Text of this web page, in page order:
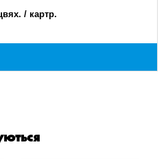
/ картр.